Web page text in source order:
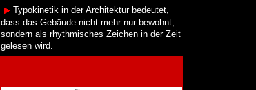
Typokinetik in der Architektur bedeutet,
dass das Gebäude nicht mehr nur bewohnt,
sondern als rhythmisches Zeichen in der Zeit
gelesen wird.